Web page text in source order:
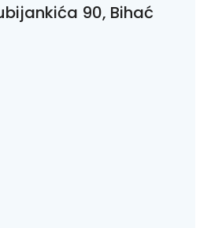
90, Bihać